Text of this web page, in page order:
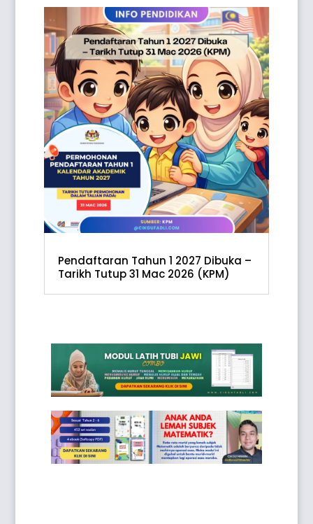
Pendaftaran Tahun 1 2027 Dibuka –
Tarikh Tutup 31 Mac 2026 (KPM)